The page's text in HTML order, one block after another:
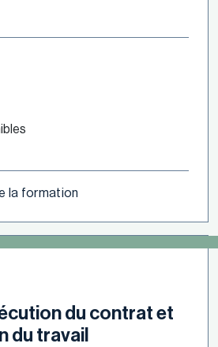
la formation
du contrat et
du travail